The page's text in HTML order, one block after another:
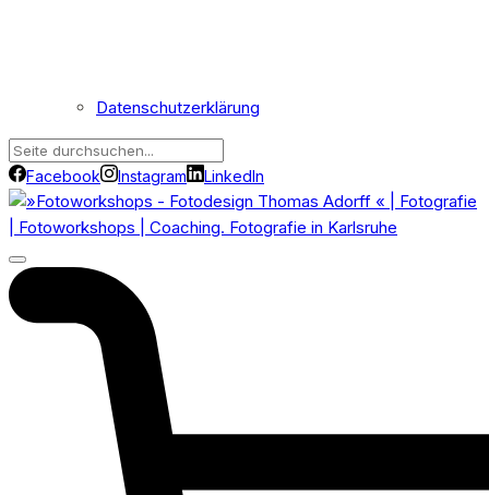
Datenschutzerklärung
Facebook Instagram LinkedIn